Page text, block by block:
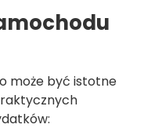
może być istotne